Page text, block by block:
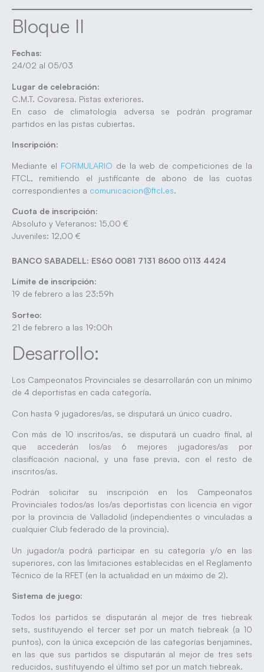
Bloque II
Fechas:
24/02 al 05/03
Lugar de celebración:
C.M.T. Covaresa. Pistas exteriores.
En caso de climatología adversa se podrán programar
partidos en las pistas cubiertas.
Inscripción:
Mediante el FORMULARIO de la web de competiciones de la
FTCL, remitiendo el justificante de abono de las cuotas
correspondientes a comunicacion@ftcl.es.
Cuota de inscripción:
Absoluto y Veteranos: 15,00 €
Juveniles: 12,00 €
BANCO SABADELL: ES60 0081 7131 8600 0113 4424
Límite de inscripción:
19 de febrero a las 23:59h
Sorteo:
21 de febrero a las 19:00h
Desarrollo:
Los Campeonatos Provinciales se desarrollarán con un mínimo
de 4 deportistas en cada categoría.
Con hasta 9 jugadores/as, se disputará un único cuadro.
Con más de 10 inscritos/as, se disputará un cuadro final, al
que accederán los/as 6 mejores jugadores/as por
clasificación nacional, y una fase previa, con el resto de
inscritos/as.
Podrán solicitar su inscripción en los Campeonatos
Provinciales todos/as los/as deportistas con licencia en vigor
por la provincia de Valladolid (independientes o vinculadas a
cualquier Club federado de la provincia).
Un jugador/a podrá participar en su categoría y/o en las
superiores, con las limitaciones establecidas en el Reglamento
Técnico de la RFET (en la actualidad en un máximo de 2).
Sistema de juego:
Todos los partidos se disputarán al mejor de tres tiebreak
sets, sustituyendo el tercer set por un match tiebreak (a 10
puntos), con la única excepción de las categorías benjamines,
en las que sus partidos se disputarán al mejor de tres sets
reducidos, sustituyendo el último set por un match tiebreak.